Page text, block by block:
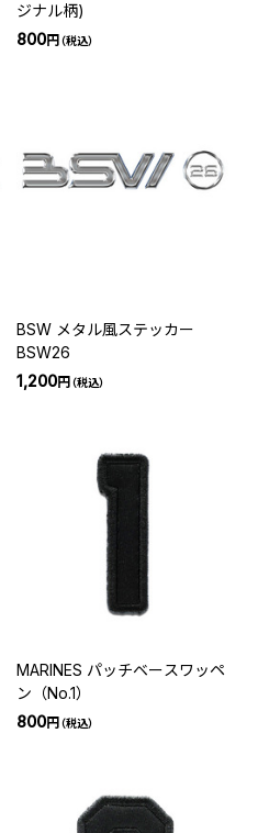
ジナル柄)
800円（税込）
BSW メタル風ステッカー
BSW26
1,200円（税込）
MARINES パッチベースワッペ
ン（No.1）
800円（税込）